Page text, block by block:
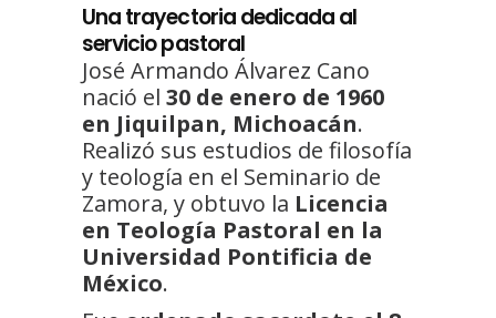
Una trayectoria dedicada al
servicio pastoral
José Armando Álvarez Cano
nació el 30 de enero de 1960
en Jiquilpan, Michoacán.
Realizó sus estudios de filosofía
y teología en el Seminario de
Zamora, y obtuvo la Licencia
en Teología Pastoral en la
Universidad Pontificia de
México.